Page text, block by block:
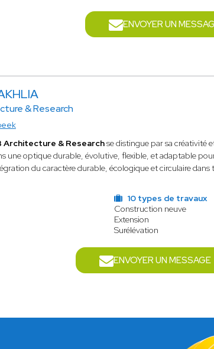
ENVOYER UN
& Research
Architecture & Researchse distingue par sa créativité
une optique durable, évolutive, flexible, et adaptable
du caractère durable, écologique et circulaire dans
10 types de travaux
Construction neuve
Extension
Surélévation
ENVOYER UN MESSAGE